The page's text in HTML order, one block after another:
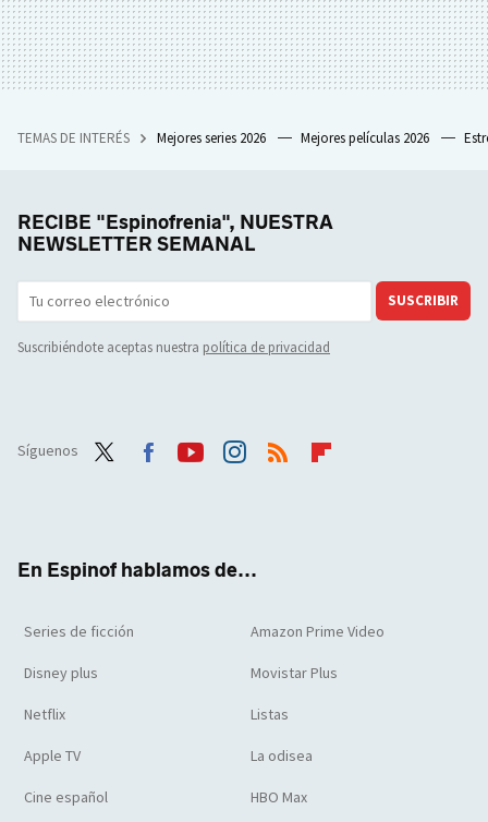
TEMAS DE INTERÉS Mejores series 2026 Mejores películas 2026
RECIBE "Espinofrenia", NUESTRA
NEWSLETTER SEMANAL
SUSCRIBIR
Suscribiéndote aceptas nuestra política de privacidad
Síguenos
En Espinof hablamos de...
Series de ficción Amazon Prime Video
Disney plus Movistar Plus
Netflix Listas
Apple TV La odisea
Cine español HBO Max